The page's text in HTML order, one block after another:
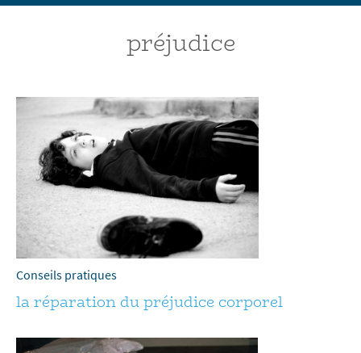
préjudice
Conseils pratiques
la réparation du préjudice corporel